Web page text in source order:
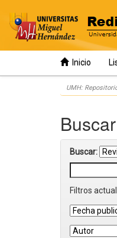
Inicio
UMH:
Buscar
Buscar:
Filtros